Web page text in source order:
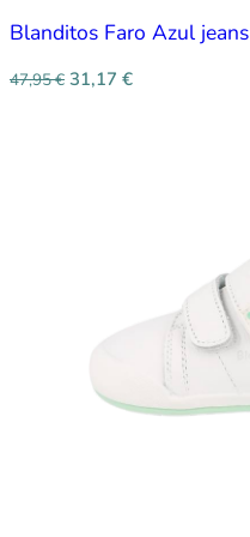
Blanditos Faro Azul jeans
47,95€ 31,17 €